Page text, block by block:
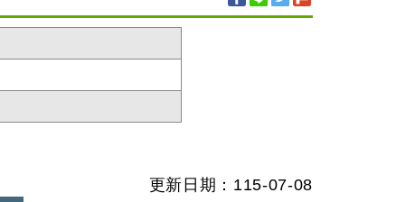
更新日期：115-07-08